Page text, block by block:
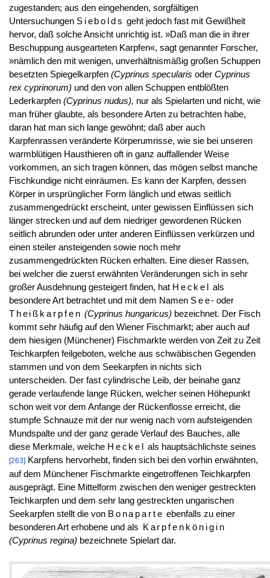
zugestanden; aus den eingehenden, sorgfältigen
Untersuchungen Siebolds geht jedoch fast mit Gewißheit
hervor, daß solche Ansicht unrichtig ist. »Daß man die in ihrer
Beschuppung ausgearteten Karpfen«, sagt genannter Forscher,
»nämlich den mit wenigen, unverhältnismäßig großen Schuppen
besetzten Spiegelkarpfen (Cyprinus specularis oder Cyprinus
rex cyprinorum) und den von allen Schuppen entblößten
Lederkarpfen (Cyprinus nudus), nur als Spielarten und nicht, wie
man früher glaubte, als besondere Arten zu betrachten habe,
daran hat man sich lange gewöhnt; daß aber auch
Karpfenrassen veränderte Körperumrisse, wie sie bei unseren
warmblütigen Hausthieren oft in ganz auffallender Weise
vorkommen, an sich tragen können, das mögen selbst manche
Fischkundige nicht einräumen. Es kann der Karpfen, dessen
Körper in ursprünglicher Form länglich und etwas seitlich
zusammengedrückt erscheint, unter gewissen Einflüssen sich
länger strecken und auf dem niedriger gewordenen Rücken
seitlich abrunden oder unter anderen Einflüssen verkürzen und
einen steiler ansteigenden sowie noch mehr
zusammengedrückten Rücken erhalten. Eine dieser Rassen,
bei welcher die zuerst erwähnten Veränderungen sich in sehr
großer Ausdehnung gesteigert finden, hat Heckel als
besondere Art betrachtet und mit dem Namen See- oder
Theißkarpfen (Cyprinus hungaricus) bezeichnet. Der Fisch
kommt sehr häufig auf den Wiener Fischmarkt; aber auch auf
dem hiesigen (Münchener) Fischmarkte werden von Zeit zu Zeit
Teichkarpfen feilgeboten, welche aus schwäbischen Gegenden
stammen und von dem Seekarpfen in nichts sich
unterscheiden. Der fast cylindrische Leib, der beinahe ganz
gerade verlaufende lange Rücken, welcher seinen Höhepunkt
schon weit vor dem Anfange der Rückenflosse erreicht, die
stumpfe Schnauze mit der nur wenig nach vorn aufsteigenden
Mundspalte und der ganz gerade Verlauf des Bauches, alle
diese Merkmale, welche Heckel als hauptsächlichste seines
[263]Karpfens hervorhebt, finden sich bei den vorhin erwähnten,
auf dem Münchener Fischmarkte eingetroffenen Teichkarpfen
ausgeprägt. Eine Mittelform zwischen den weniger gestreckten
Teichkarpfen und dem sehr lang gestreckten ungarischen
Seekarpfen stellt die von Bonaparte ebenfalls zu einer
besonderen Art erhobene und als Karpfenkönigin
(Cyprinus regina) bezeichnete Spielart dar.